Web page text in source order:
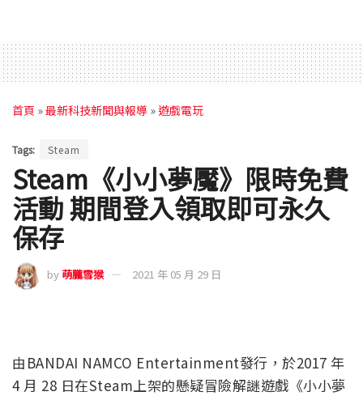
首頁 »最新科技新聞與報導 »遊戲電玩
Tags: Steam
Steam《小小夢魘》限時免費
活動 期間登入領取即可永久
保存
by 萌朧雪猴 2021 年 05 月 29 日
由BANDAI NAMCO Entertainment發行，於2017 年
4 月 28 日在Steam上架的懸疑冒險解謎遊戲《小小夢